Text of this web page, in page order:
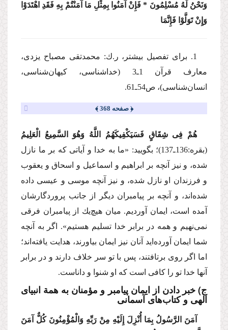
وَنَحْنُ لَهُ مُسْلِمُونَ * فَإِنْ آمَنُوا بِمِثْلِ مَا آمَنْتُمْ بِهِ فَقَدِ اهْتَدَوْا
وَإِنْ تَوَلَّوْا فَإِنَّمَا
1. برای تفصیل بیشتر، ر.ك: محمدتقی مصباح یزدی،
معارف قرآن 1ـ3 (خداشناسی، كیهان‌شناسی،
انسان‌شناسی)، ص54ـ61.
﴿ صفحه 368 ﴾
هُمْ فِی شِقَاقٍ فَسَیَكْفِیكَهُمُ اللَّهُ وَهُوَ السَّمِیعُ الْعَلِیمُ
(بقره:136ـ137)؛
بگویید: «ما به خدا و آیاتی كه بر ما نازل
شده، و نیز آنچه بر ابراهیم و اسماعیل و اسحاق و یعقوب
و فرزندان او نازل شده، و نیز آنچه موسی و عیسی داده
شده‌اند، و آنچه بر پیامبران دیگر از جانب پروردگارشان
آمده است، ایمان آوردیم. میان هیچ‌یك از پیامبران فرقی
نمی‌نهیم و همه در برابر خدا تسلیم هستیم». اگر به آنچه
شما ایمان آورده‌اید آنان نیز ایمان بیاورند، هدایت یافته‌اند؛
اما اگر روی برتافتند، پس با تو سر خلاف دارند و در برابر
آنها خدا تو را كافی است كه او شنوا و داناست.
ج) خبر دادن از ایمان پیامبر و مؤمنان به همة انبیای
الهی و كتاب‌های آسمانی
آمَنَ الرَّسُولُ بِمَا أُنْزِلَ إِلَیْهِ مِنْ رَبِّهِ وَالْمُؤْمِنُونَ كُلٌّ آمَنَ